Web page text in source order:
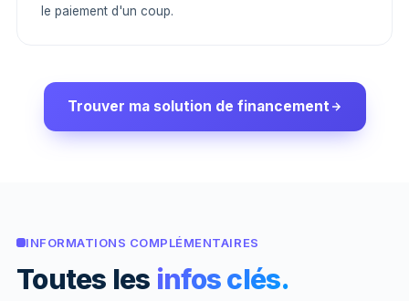
le paiement d'un coup.
Trouver ma solution de financement
INFORMATIONS COMPLÉMENTAIRES
Toutes les infos clés.